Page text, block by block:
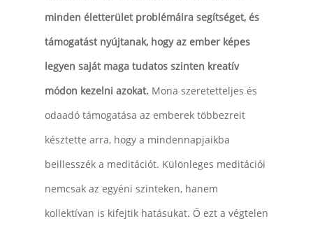
minden életterület problémáira segítséget, és
támogatást nyújtanak, hogy az ember képes
legyen saját maga tudatos szinten kreatív
módon kezelni azokat. Mona szeretetteljes és
odaadó támogatása az emberek többezreit
késztette arra, hogy a mindennapjaikba
beillesszék a meditációt. Különleges meditációi
nemcsak az egyéni szinteken, hanem
kollektívan is kifejtik hatásukat. Ő ezt a végtelen